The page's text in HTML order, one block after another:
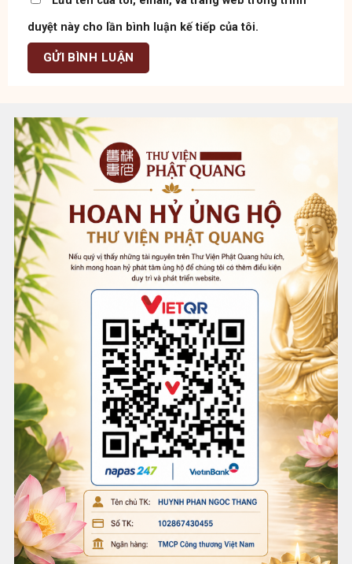
duyệt này cho lần bình luận kế tiếp của tôi.